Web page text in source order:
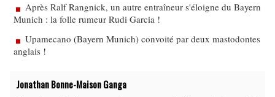
Après Ralf Rangnick, un autre entraîneur s'éloigne du Bayern
Munich : la folle rumeur Rudi Garcia !
Upamecano (Bayern Munich) convoité par deux mastodontes
anglais !
Jonathan Bonne-Maison Ganga